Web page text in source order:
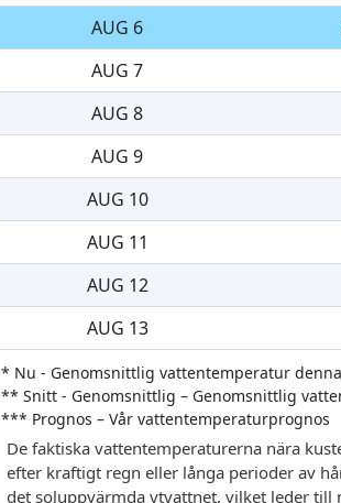
AUG 6
AUG 7
AUG 8
AUG 9
AUG 10
AUG 11
AUG 12
AUG 13
* Nu - Genomsnittlig vattentemperatur
** Snitt - Genomsnittlig – Genomsnittlig
*** Prognos – Vår vattentemperaturprognos
De faktiska vattentemperaturerna nära
efter kraftigt regn eller långa perioder av
det soluppvärmda ytvattnet, vilket leder till